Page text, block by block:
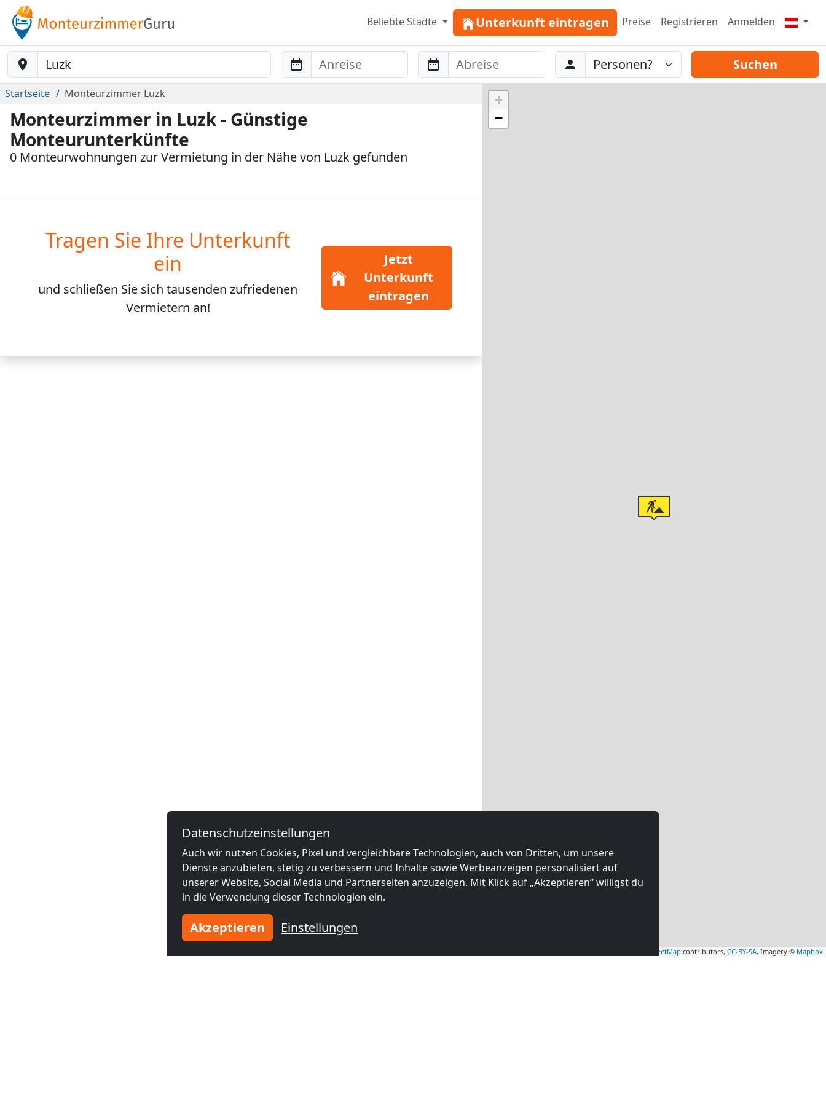
Beliebte Städte Unterkunft eintragen Preise Registrieren Anmelden
Baustelle-Location Anreise Abreise Abreise
Personen Suchen
Startseite Monteurzimmer Luzk
Monteurzimmer in Luzk - Günstige
Monteurunterkünfte
0 Monteurwohnungen zur Vermietung in der Nähe von Luzk gefunden
Tragen Sie Ihre Unterkunft
ein
und schließen Sie sichtausenden zufriedenen
Vermietern an!
Jetzt
Unterkunft
eintragen
+
−
OpenStreetMap contributors, CC-BY-SA, Imagery © Mapbox
Datenschutzeinstellungen
Auch wir nutzen Cookies, Pixel und vergleichbare Technologien, auch von Dritten, um unsere
Dienste anzubieten, stetig zu verbessern und Inhalte sowie Werbeanzeigen personalisiert auf
unserer Website, Social Media und Partnerseiten anzuzeigen. Mit Klick auf „Akzeptieren“ willigst du
in die Verwendung dieser Technologien ein.
Akzeptieren Einstellungen